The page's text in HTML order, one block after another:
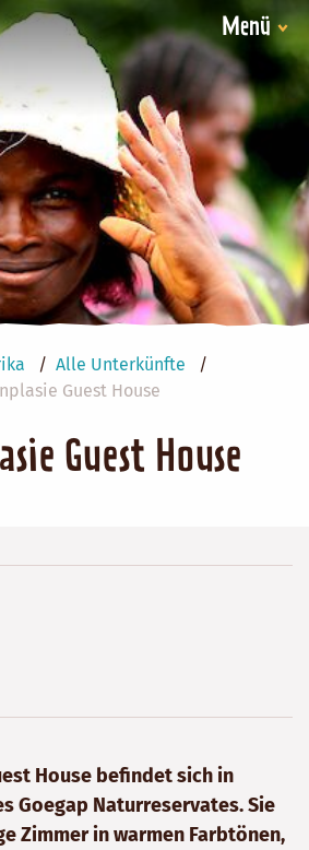
Menü
Alle Unterkünfte
Guest House
Guest House
House befindet sich in
Goegap Naturreservates. Sie
Zimmer in warmen Farbtönen,